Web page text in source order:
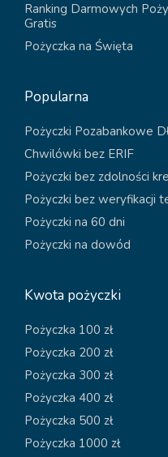
Ranking Darmowych
Gratis
Pożyczka na Święta
Popularna
Pożyczki Pozabankowe
Chwilówki bez ERIF
Pożyczki bez zdolności
Pożyczki bez weryfikacji
Pożyczki na 60 dni
Pożyczki na dowód
Kwota pożyczki
Pożyczka 100 zł
Pożyczka 200 zł
Pożyczka 300 zł
Pożyczka 400 zł
Pożyczka 500 zł
Pożyczka 1000 zł